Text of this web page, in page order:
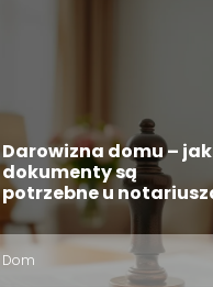
Darowizna domu –
dokumenty są
potrzebne u
Dom